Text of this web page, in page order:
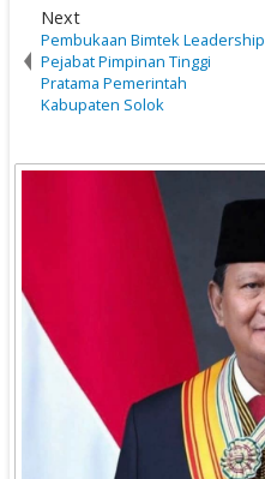
Next
Pembukaan Bimtek Leadership
Pejabat Pimpinan Tinggi
Pratama Pemerintah
Kabupaten Solok